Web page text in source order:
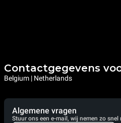
Contactgegevens
Belgium | Netherlands
Algemene vragen
Stuur ons een e-mail, wij nemen zo